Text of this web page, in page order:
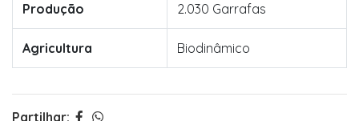
Produção 2.030 Garrafas
Agricultura Biodinâmico
Partilhar: